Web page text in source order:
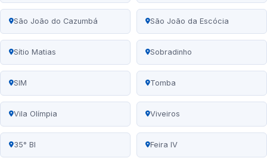
São João do Cazumbá São João da Escócia
Sítio Matias Sobradinho
SIM Tomba
Vila Olímpia Viveiros
35° BI Feira IV